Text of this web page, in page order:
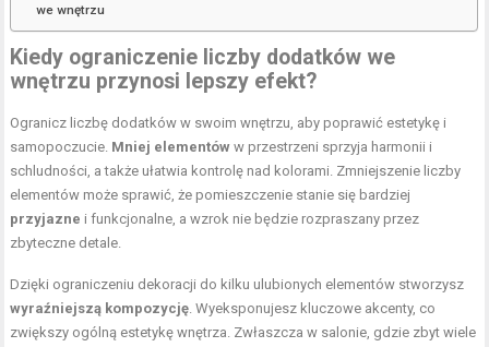
we wnętrzu
Kiedy ograniczenie liczby dodatków we
wnętrzu przynosi lepszy efekt?
Ogranicz liczbę dodatków w swoim wnętrzu, aby poprawić estetykę i
samopoczucie. Mniej elementów w przestrzeni sprzyja harmonii i
schludności, a także ułatwia kontrolę nad kolorami. Zmniejszenie liczby
elementów może sprawić, że pomieszczenie stanie się bardziej
przyjazne i funkcjonalne, a wzrok nie będzie rozpraszany przez
zbyteczne detale.
Dzięki ograniczeniu dekoracji do kilku ulubionych elementów stworzysz
wyraźniejszą kompozycję. Wyeksponujesz kluczowe akcenty, co
zwiększy ogólną estetykę wnętrza. Zwłaszcza w salonie, gdzie zbyt wiele